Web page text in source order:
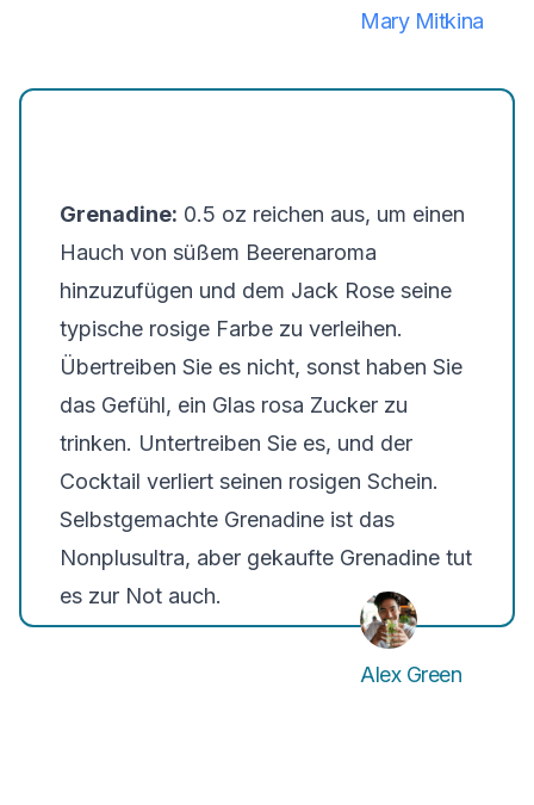
Mary Mitkina
Grenadine: 0.5 oz reichen aus, um einen
Hauch von süßem Beerenaroma
hinzuzufügen und dem Jack Rose seine
typische rosige Farbe zu verleihen.
Übertreiben Sie es nicht, sonst haben Sie
das Gefühl, ein Glas rosa Zucker zu
trinken. Untertreiben Sie es, und der
Cocktail verliert seinen rosigen Schein.
Selbstgemachte Grenadine ist das
Nonplusultra, aber gekaufte Grenadine tut
es zur Not auch.
Alex Green